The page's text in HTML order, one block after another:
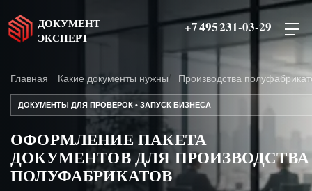
ДОКУМЕНТ
ЭКСПЕРТ
+7 495 231-03-29
Главная Какие документы нужны Производства
ДОКУМЕНТЫ ДЛЯ ПРОВЕРОК • ЗАПУСК БИЗНЕСА
ОФОРМЛЕНИЕ ПАКЕТА
ДОКУМЕНТОВ ДЛЯ ПРОИЗВОДСТВА
ПОЛУФАБРИКАТОВ